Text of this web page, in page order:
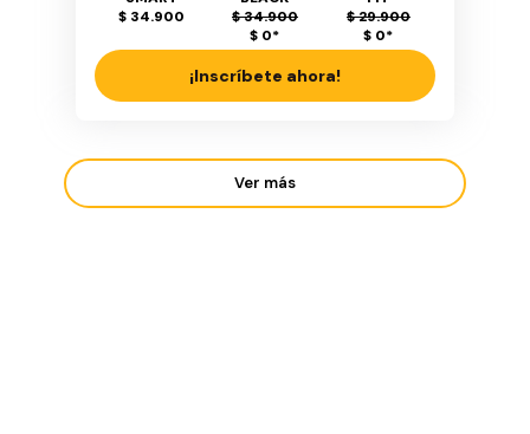
$ 34.900
$ 34.900
$ 0*
$ 29.900
$ 0*
¡Inscríbete ahora!
Ver más